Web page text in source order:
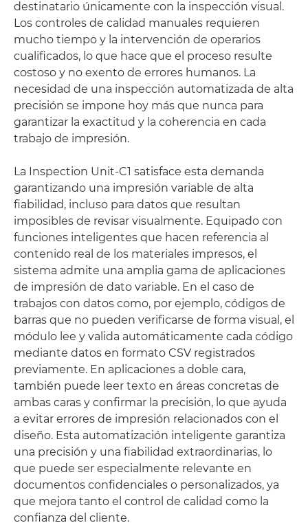
destinatario únicamente con la inspección visual.
Los controles de calidad manuales requieren
mucho tiempo y la intervención de operarios
cualificados, lo que hace que el proceso resulte
costoso y no exento de errores humanos. La
necesidad de una inspección automatizada de alta
precisión se impone hoy más que nunca para
garantizar la exactitud y la coherencia en cada
trabajo de impresión.
La Inspection Unit-C1 satisface esta demanda
garantizando una impresión variable de alta
fiabilidad, incluso para datos que resultan
imposibles de revisar visualmente. Equipado con
funciones inteligentes que hacen referencia al
contenido real de los materiales impresos, el
sistema admite una amplia gama de aplicaciones
de impresión de dato variable. En el caso de
trabajos con datos como, por ejemplo, códigos de
barras que no pueden verificarse de forma visual, el
módulo lee y valida automáticamente cada código
mediante datos en formato CSV registrados
previamente. En aplicaciones a doble cara,
también puede leer texto en áreas concretas de
ambas caras y confirmar la precisión, lo que ayuda
a evitar errores de impresión relacionados con el
diseño. Esta automatización inteligente garantiza
una precisión y una fiabilidad extraordinarias, lo
que puede ser especialmente relevante en
documentos confidenciales o personalizados, ya
que mejora tanto el control de calidad como la
confianza del cliente.